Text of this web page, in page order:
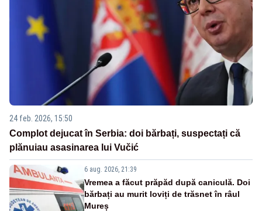
24 feb. 2026, 15:50
Complot dejucat în Serbia: doi bărbați, suspectați că
plănuiau asasinarea lui Vučić
6 aug. 2026, 21:39
Vremea a făcut prăpăd după caniculă. Doi
bărbați au murit loviți de trăsnet în râul
Mureș